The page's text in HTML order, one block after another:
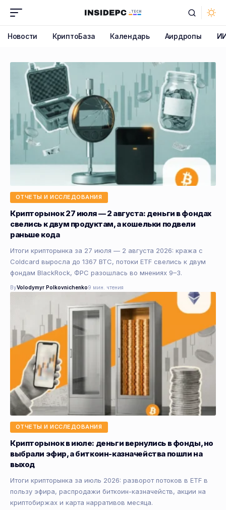
Новости КриптоБаза Календарь Аирдропы
ОТЧЕТЫ И ИССЛЕДОВАНИЯ
Крипторынок 27 июля — 2 августа: деньги в фондах
свелись к двум продуктам, а кошельки подвели
раньше кода
Итоги крипторынка за 27 июля — 2 августа 2026: кража с
Coldcard выросла до 1367 BTC, потоки ETF свелись к двум
фондам BlackRock, ФРС разошлась во мнениях 9–3.
ByVolodymyr Polkovnichenko9 мин. чтения
ОТЧЕТЫ И ИССЛЕДОВАНИЯ
Крипторынок в июле: деньги вернулись в фонды, но
выбрали эфир, а биткоин-казначейства пошли на
выход
Итоги крипторынка за июль 2026: разворот потоков в ETF в
пользу эфира, распродажи биткоин-казначейств, акции на
криптобиржах и карта нарративов месяца.